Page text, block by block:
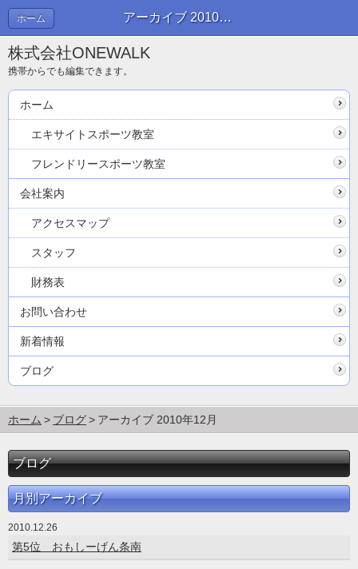
アーカイブ 2010年12月 | ブログ
ホーム
株式会社ONEWALK
携帯からでも編集できます。
ホーム
エキサイトスポーツ教室
フレンドリースポーツ教室
会社案内
アクセスマップ
スタッフ
財務表
お問い合わせ
新着情報
ブログ
ホーム ブログ アーカイブ 2010年12月
ブログ
月別アーカイブ
2010.12.26
第5位 おもしーげん条南